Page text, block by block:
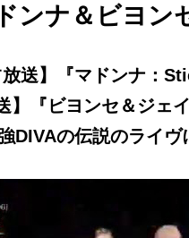
ンナ＆ビヨン
放送】『マドンナ：
】『ビヨンセ＆ジェ
DIVAの伝説のライヴ